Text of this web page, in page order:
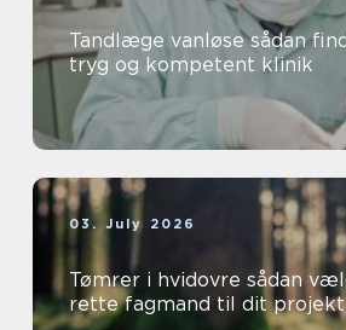
Tandlæge vanløse sådan finder du en
tryg og kompetent klinik
03. July 2026
Tømrer i hvidovre sådan vælger du den
rette fagmand til dit projekt